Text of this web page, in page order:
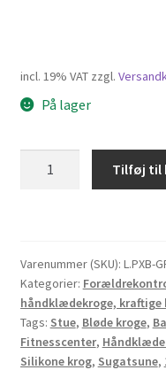
incl. 19% VAT zzgl.
På lager
vægmontering,
lavet
af
massivt
rustfrit
Tilføj til
Varenummer (SKU): L.PXB-
Kategorier:
håndklædekroge, kraftige
Tags: Stue, Bløde kroge,
Fitnesscenter,
Silikone krog, Sugatsune,